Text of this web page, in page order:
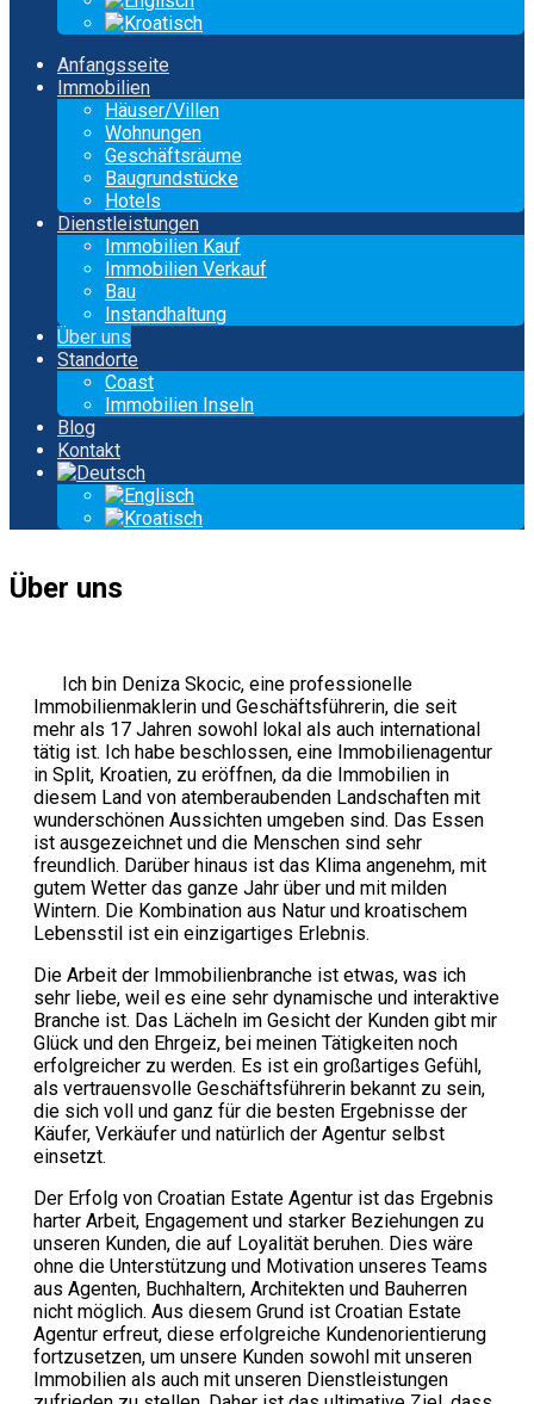
Anfangsseite
Immobilien
Häuser/Villen
Wohnungen
Geschäftsräume
Baugrundstücke
Hotels
Dienstleistungen
Immobilien Kauf
Immobilien Verkauf
Bau
Instandhaltung
Über uns
Standorte
Coast
Immobilien Inseln
Blog
Kontakt
Über uns
Ich bin Deniza Skocic, eine professionelle
Immobilienmaklerin und Geschäftsführerin, die seit
mehr als 17 Jahren sowohl lokal als auch international
tätig ist. Ich habe beschlossen, eine Immobilienagentur
in Split, Kroatien, zu eröffnen, da die Immobilien in
diesem Land von atemberaubenden Landschaften mit
wunderschönen Aussichten umgeben sind. Das Essen
ist ausgezeichnet und die Menschen sind sehr
freundlich. Darüber hinaus ist das Klima angenehm, mit
gutem Wetter das ganze Jahr über und mit milden
Wintern. Die Kombination aus Natur und kroatischem
Lebensstil ist ein einzigartiges Erlebnis.
Die Arbeit der Immobilienbranche ist etwas, was ich
sehr liebe, weil es eine sehr dynamische und interaktive
Branche ist. Das Lächeln im Gesicht der Kunden gibt mir
Glück und den Ehrgeiz, bei meinen Tätigkeiten noch
erfolgreicher zu werden. Es ist ein großartiges Gefühl,
als vertrauensvolle Geschäftsführerin bekannt zu sein,
die sich voll und ganz für die besten Ergebnisse der
Käufer, Verkäufer und natürlich der Agentur selbst
einsetzt.
Der Erfolg von Croatian Estate Agentur ist das Ergebnis
harter Arbeit, Engagement und starker Beziehungen zu
unseren Kunden, die auf Loyalität beruhen. Dies wäre
ohne die Unterstützung und Motivation unseres Teams
aus Agenten, Buchhaltern, Architekten und Bauherren
nicht möglich. Aus diesem Grund ist Croatian Estate
Agentur erfreut, diese erfolgreiche Kundenorientierung
fortzusetzen, um unsere Kunden sowohl mit unseren
Immobilien als auch mit unseren Dienstleistungen